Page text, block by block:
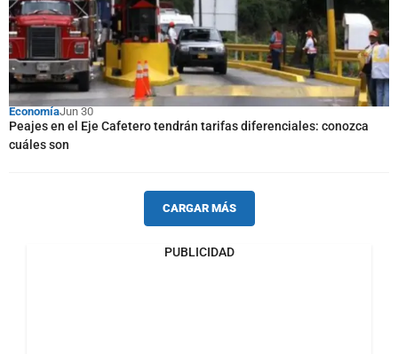
EconomíaJun 30
Peajes en el Eje Cafetero tendrán tarifas diferenciales: conozca
cuáles son
CARGAR MÁS
PUBLICIDAD